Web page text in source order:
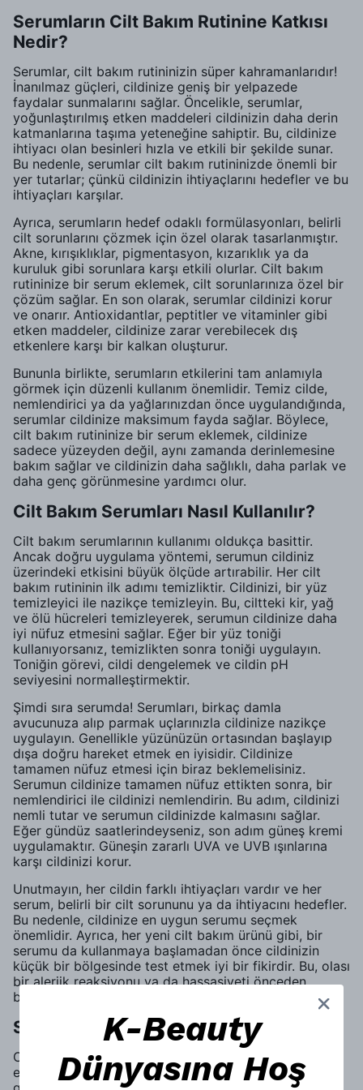
Serumların Cilt Bakım Rutinine Katkısı
Nedir?
Serumlar, cilt bakım rutininizin süper kahramanlarıdır!
İnanılmaz güçleri, cildinize geniş bir yelpazede
faydalar sunmalarını sağlar. Öncelikle, serumlar,
yoğunlaştırılmış etken maddeleri cildinizin daha derin
katmanlarına taşıma yeteneğine sahiptir. Bu, cildinize
ihtiyacı olan besinleri hızla ve etkili bir şekilde sunar.
Bu nedenle, serumlar cilt bakım rutininizde önemli bir
yer tutarlar; çünkü cildinizin ihtiyaçlarını hedefler ve bu
ihtiyaçları karşılar.
Ayrıca, serumların hedef odaklı formülasyonları, belirli
cilt sorunlarını çözmek için özel olarak tasarlanmıştır.
Akne, kırışıklıklar, pigmentasyon, kızarıklık ya da
kuruluk gibi sorunlara karşı etkili olurlar. Cilt bakım
rutininize bir serum eklemek, cilt sorunlarınıza özel bir
çözüm sağlar. En son olarak, serumlar cildinizi korur
ve onarır. Antioxidantlar, peptitler ve vitaminler gibi
etken maddeler, cildinize zarar verebilecek dış
etkenlere karşı bir kalkan oluşturur.
Bununla birlikte, serumların etkilerini tam anlamıyla
görmek için düzenli kullanım önemlidir. Temiz cilde,
nemlendirici ya da yağlarınızdan önce uygulandığında,
serumlar cildinize maksimum fayda sağlar. Böylece,
cilt bakım rutininize bir serum eklemek, cildinize
sadece yüzeyden değil, aynı zamanda derinlemesine
bakım sağlar ve cildinizin daha sağlıklı, daha parlak ve
daha genç görünmesine yardımcı olur.
Cilt Bakım Serumları Nasıl Kullanılır?
Cilt bakım serumlarının kullanımı oldukça basittir.
Ancak doğru uygulama yöntemi, serumun cildiniz
üzerindeki etkisini büyük ölçüde artırabilir. Her cilt
bakım rutininin ilk adımı temizliktir. Cildinizi, bir yüz
temizleyici ile nazikçe temizleyin. Bu, ciltteki kir, yağ
ve ölü hücreleri temizleyerek, serumun cildinize daha
iyi nüfuz etmesini sağlar. Eğer bir yüz toniği
kullanıyorsanız, temizlikten sonra toniği uygulayın.
Toniğin görevi, cildi dengelemek ve cildin pH
seviyesini normalleştirmektir.
Şimdi sıra serumda! Serumları, birkaç damla
avucunuza alıp parmak uçlarınızla cildinize nazikçe
uygulayın. Genellikle yüzünüzün ortasından başlayıp
dışa doğru hareket etmek en iyisidir. Cildinize
tamamen nüfuz etmesi için biraz beklemelisiniz.
Serumun cildinize tamamen nüfuz ettikten sonra, bir
nemlendirici ile cildinizi nemlendirin. Bu adım, cildinizi
nemli tutar ve serumun cildinizde kalmasını sağlar.
Eğer gündüz saatlerindeyseniz, son adım güneş kremi
uygulamaktır. Güneşin zararlı UVA ve UVB ışınlarına
karşı cildinizi korur.
Unutmayın, her cildin farklı ihtiyaçları vardır ve her
serum, belirli bir cilt sorununu ya da ihtiyacını hedefler.
Bu nedenle, cildinize en uygun serumu seçmek
önemlidir. Ayrıca, her yeni cilt bakım ürünü gibi, bir
serumu da kullanmaya başlamadan önce cildinizin
küçük bir bölgesinde test etmek iyi bir fikirdir. Bu, olası
bir alerjik reaksiyonu ya da hassasiyeti önceden
belirlemenize yardımcı olur.
Serumların Uygulama Sırası ve Miktarı
Cilt bakım serumlarının uygulama sırası ve miktarı,
etkinliği büyük ölçüde etkiler. İşte nasıl ilerlemeniz
K-Beauty
Dünyasına Hoş